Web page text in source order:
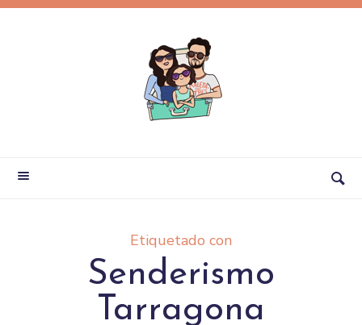
Etiquetado con
Senderismo
Tarragona